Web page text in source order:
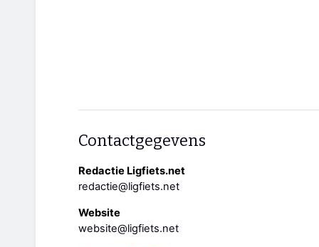
Contactgegevens
Redactie Ligfiets.net
redactie@ligfiets.net
Website
website@ligfiets.net